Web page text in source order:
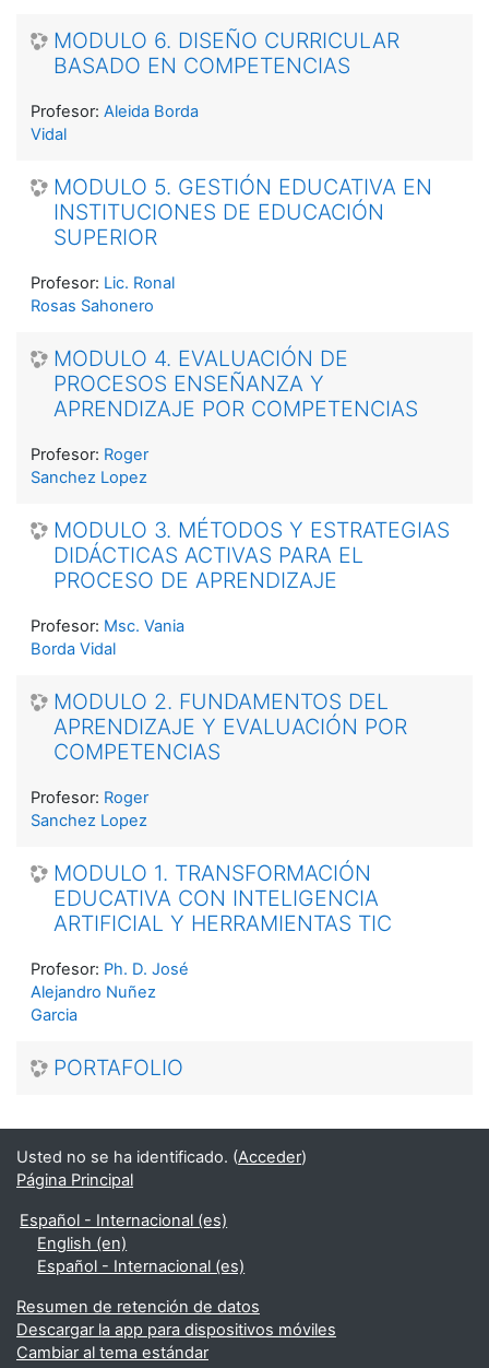
MODULO 6. DISEÑO CURRICULAR
BASADO EN COMPETENCIAS
Profesor: Aleida Borda
Vidal
MODULO 5. GESTIÓN EDUCATIVA EN
INSTITUCIONES DE EDUCACIÓN
SUPERIOR
Profesor: Lic. Ronal
Rosas Sahonero
MODULO 4. EVALUACIÓN DE
PROCESOS ENSEÑANZA Y
APRENDIZAJE POR COMPETENCIAS
Profesor: Roger
Sanchez Lopez
MODULO 3. MÉTODOS Y ESTRATEGIAS
DIDÁCTICAS ACTIVAS PARA EL
PROCESO DE APRENDIZAJE
Profesor: Msc. Vania
Borda Vidal
MODULO 2. FUNDAMENTOS DEL
APRENDIZAJE Y EVALUACIÓN POR
COMPETENCIAS
Profesor: Roger
Sanchez Lopez
MODULO 1. TRANSFORMACIÓN
EDUCATIVA CON INTELIGENCIA
ARTIFICIAL Y HERRAMIENTAS TIC
Profesor: Ph. D. José
Alejandro Nuñez
Garcia
PORTAFOLIO
Usted no se ha identificado. (Acceder)
Página Principal
Español - Internacional ‎(es)‎
English ‎(en)‎
Español - Internacional ‎(es)‎
Resumen de retención de datos
Descargar la app para dispositivos móviles
Cambiar al tema estándar